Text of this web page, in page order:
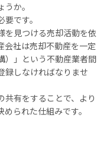
か。
です。
を見つける売却活動を依
会社は売却不動産を⼀定
）」という不動産業者間
録しなければなりませ
共有をすることで、より
られた仕組みです。